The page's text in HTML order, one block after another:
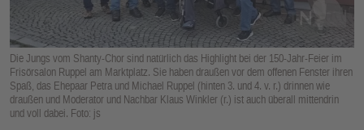
Die Jungs vom Shanty-Chor sind natürlich das Highlight bei der 150-Jahr-Feier im
Frisörsalon Ruppel am Marktplatz. Sie haben draußen vor dem offenen Fenster ihren
Spaß, das Ehepaar Petra und Michael Ruppel (hinten 3. und 4. v. r.) drinnen wie
draußen und Moderator und Nachbar Klaus Winkler (r.) ist auch überall mittendrin
und voll dabei. Foto: js
E
N